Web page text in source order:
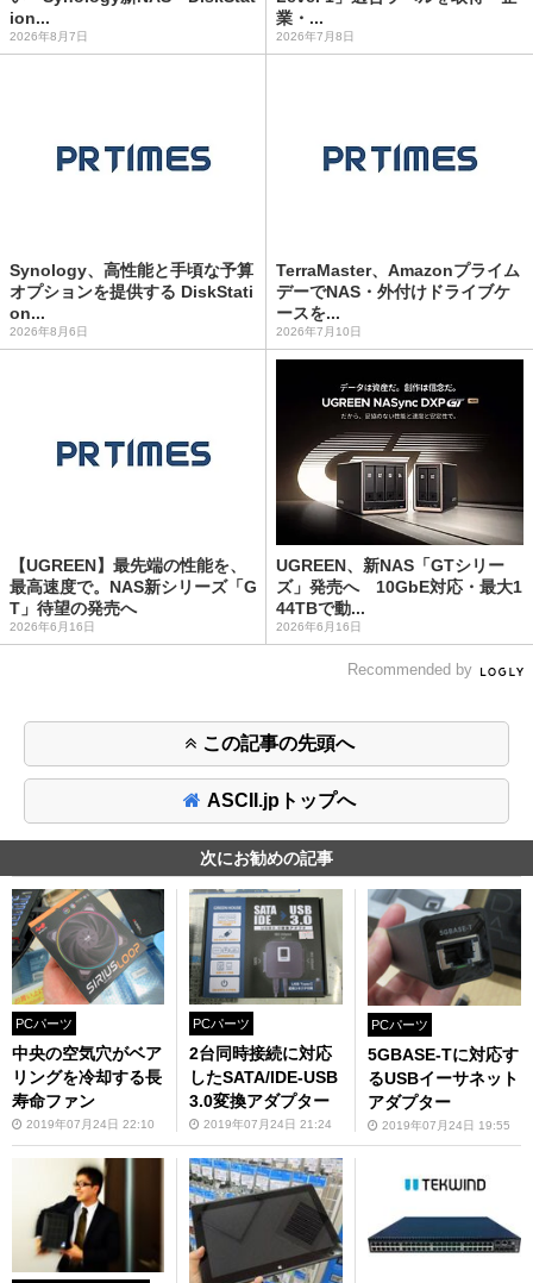
ion...
2026年8月7日
業・...
2026年7月8日
Synology、高性能と手頃な予算
オプションを提供する DiskStati
on...
2026年8月6日
TerraMaster、Amazonプライム
デーでNAS・外付けドライブケ
ースを...
2026年7月10日
【UGREEN】最先端の性能を、
最高速度で。NAS新シリーズ「G
T」待望の発売へ
2026年6月16日
UGREEN、新NAS「GTシリー
ズ」発売へ 10GbE対応・最大1
44TBで動...
2026年6月16日
Recommended by
この記事の先頭へ
ASCII.jpトップへ
次にお勧めの記事
PCパーツ
中央の空気穴がベア
リングを冷却する長
寿命ファン
2019年07月24日 22:10
PCパーツ
2台同時接続に対応
したSATA/IDE-USB
3.0変換アダプター
2019年07月24日 21:24
PCパーツ
5GBASE-Tに対応す
るUSBイーサネット
アダプター
2019年07月24日 19:55